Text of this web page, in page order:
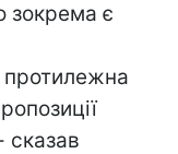
зокрема є
протилежна
сказав